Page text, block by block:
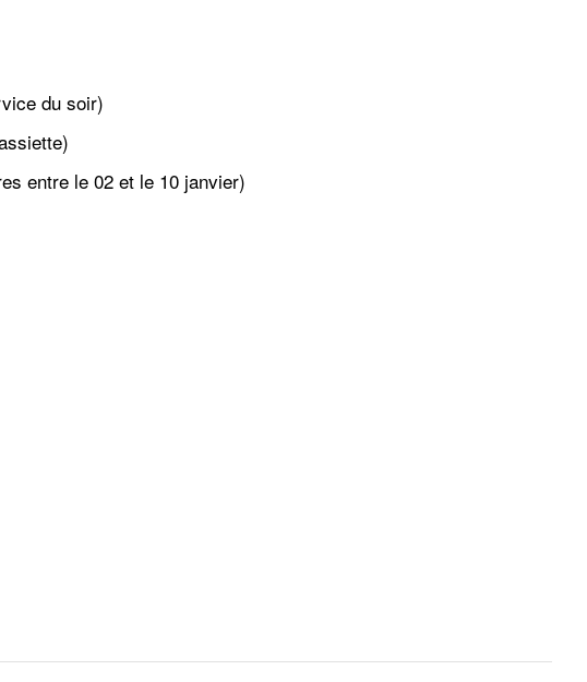
du soir)
entre le 02 et le 10 janvier)